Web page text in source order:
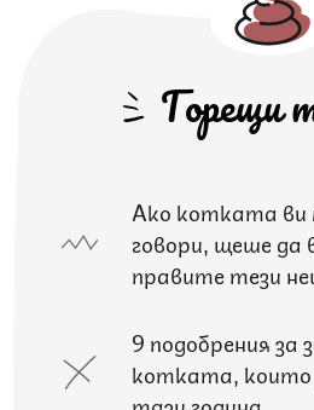
Горещи
Ако котката ви
говори, щеше да
правите тези
9 подобрения за
котката, които